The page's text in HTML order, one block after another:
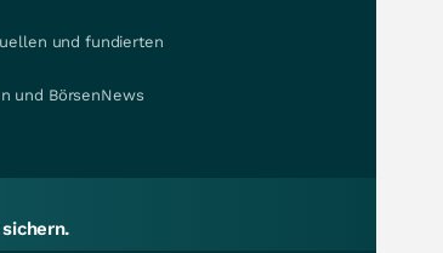
und fundierten
und BörsenNews